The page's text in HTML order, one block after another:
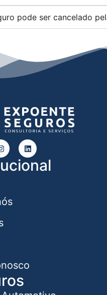
pode ser cancelado